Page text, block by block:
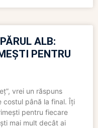
ALB:
PENTRU
vrei un răspuns
costul până la final. Îți
pentru fiecare
mai mult decât ai